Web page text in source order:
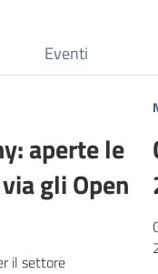
Eventi
aperte le
gli Open
il settore